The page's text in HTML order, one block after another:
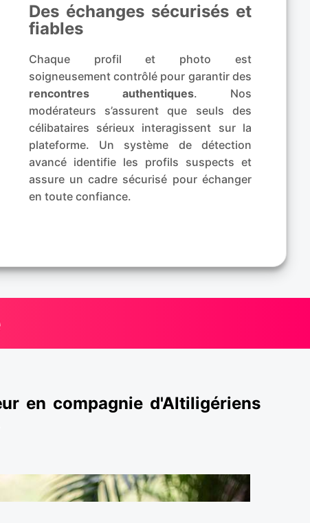
Des échanges sécurisés et
fiables
Chaque profil et photo est
soigneusement contrôlé pour garantir des
rencontres authentiques. Nos
modérateurs s’assurent que seuls des
célibataires sérieux interagissent sur la
plateforme. Un système de détection
avancé identifie les profils suspects et
assure un cadre sécurisé pour échanger
en toute confiance.
en compagnie d'Altiligériens